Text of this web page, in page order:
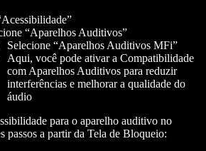
“Aparelhos Auditivos”
Selecione “Aparelhos Auditivos MFi”
Aqui, você pode ativar a Compatibilidade
com Aparelhos Auditivos para reduzir
interferências e melhorar a qualidade do
áudio
para o aparelho auditivo no
passos a partir da Tela de Bloqueio: